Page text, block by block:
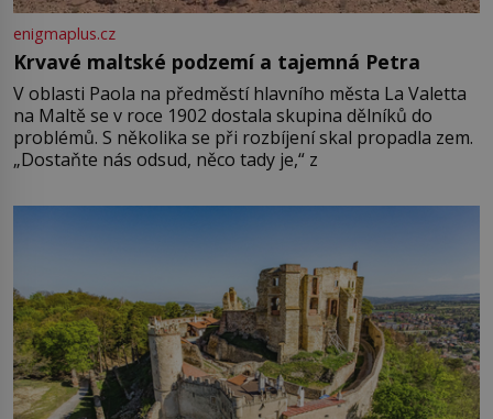
enigmaplus.cz
Krvavé maltské podzemí a tajemná Petra
V oblasti Paola na předměstí hlavního města La Valetta
na Maltě se v roce 1902 dostala skupina dělníků do
problémů. S několika se při rozbíjení skal propadla zem.
„Dostaňte nás odsud, něco tady je,“ z